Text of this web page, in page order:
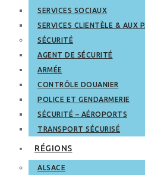
SERVICES SOCIAUX
SERVICES CLIENTÈLE & AUX
SÉCURITÉ
AGENT DE SÉCURITÉ
ARMÉE
CONTRÔLE DOUANIER
POLICE ET GENDARMERIE
SÉCURITÉ – AÉROPORTS
TRANSPORT SÉCURISÉ
RÉGIONS
ALSACE